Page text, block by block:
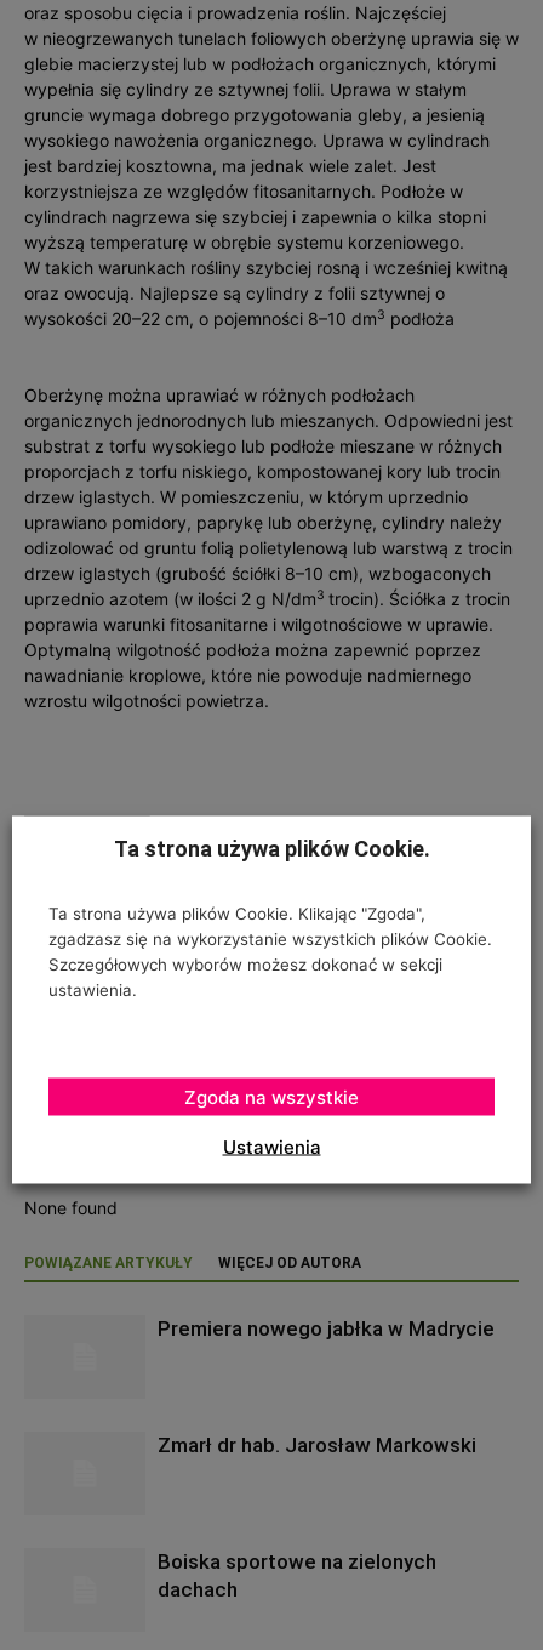
oraz sposobu cięcia i prowadzenia roślin. Najczęściej
w nieogrzewanych tunelach foliowych oberżynę uprawia się w
glebie macierzystej lub w podłożach organicznych, którymi
wypełnia się cylindry ze sztywnej folii. Uprawa w stałym
gruncie wymaga dobrego przygotowania gleby, a jesienią
wysokiego nawożenia organicznego. Uprawa w cylindrach
jest bardziej kosztowna, ma jednak wiele zalet. Jest
korzystniejsza ze względów fitosanitarnych. Podłoże w
cylindrach nagrzewa się szybciej i zapewnia o kilka stopni
wyższą temperaturę w obrębie systemu korzeniowego.
W takich warunkach rośliny szybciej rosną i wcześniej kwitną
oraz owocują. Najlepsze są cylindry z folii sztywnej o
wysokości 20–22 cm, o pojemności 8–10 dm3 podłoża
Oberżynę można uprawiać w różnych podłożach
organicznych jednorodnych lub mieszanych. Odpowiedni jest
substrat z torfu wysokiego lub podłoże mieszane w różnych
proporcjach z torfu niskiego, kompostowanej kory lub trocin
drzew iglastych. W pomieszczeniu, w którym uprzednio
uprawiano pomidory, paprykę lub oberżynę, cylindry należy
odizolować od gruntu folią polietylenową lub warstwą z trocin
drzew iglastych (grubość ściółki 8–10 cm), wzbogaconych
uprzednio azotem (w ilości 2 g N/dm3 trocin). Ściółka z trocin
poprawia warunki fitosanitarne i wilgotnościowe w uprawie.
Optymalną wilgotność podłoża można zapewnić poprzez
nawadnianie kroplowe, które nie powoduje nadmiernego
wzrostu wilgotności powietrza.
* Przy wykorzystaniu piasku rzecznego w podłożach
zanieczyszczony osadami chemicznymi, najlepiej gdy
pochodzi z górnego biegu rzeki
None found
POWIĄZANE ARTYKUŁY WIĘCEJ OD AUTORA
Premiera nowego jabłka w Madrycie
Zmarł dr hab. Jarosław Markowski
Boiska sportowe na zielonych
dachach
Ta strona używa plików Cookie.
Ta strona używa plików Cookie. Klikając "Zgoda",
zgadzasz się na wykorzystanie wszystkich plików Cookie.
Szczegółowych wyborów możesz dokonać w sekcji
ustawienia.
Ustawienia
Zgoda na wszystkie